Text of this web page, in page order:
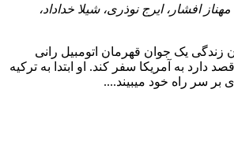
افشار، ایرج نوذری، شیلا خداداد،
زندگی یک جوان قهرمان اتومبیل رانی
دارد به آمریکا سفر کند. او ابتدا به ترکیه
بر سر راه خود میبیند....